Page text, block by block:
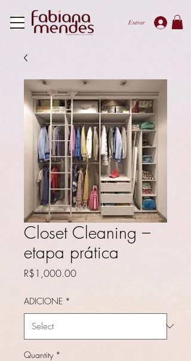
Entrar
Closet Cleaning –
etapa prática
R$1,000.00Price
ADICIONE *
Quantity *